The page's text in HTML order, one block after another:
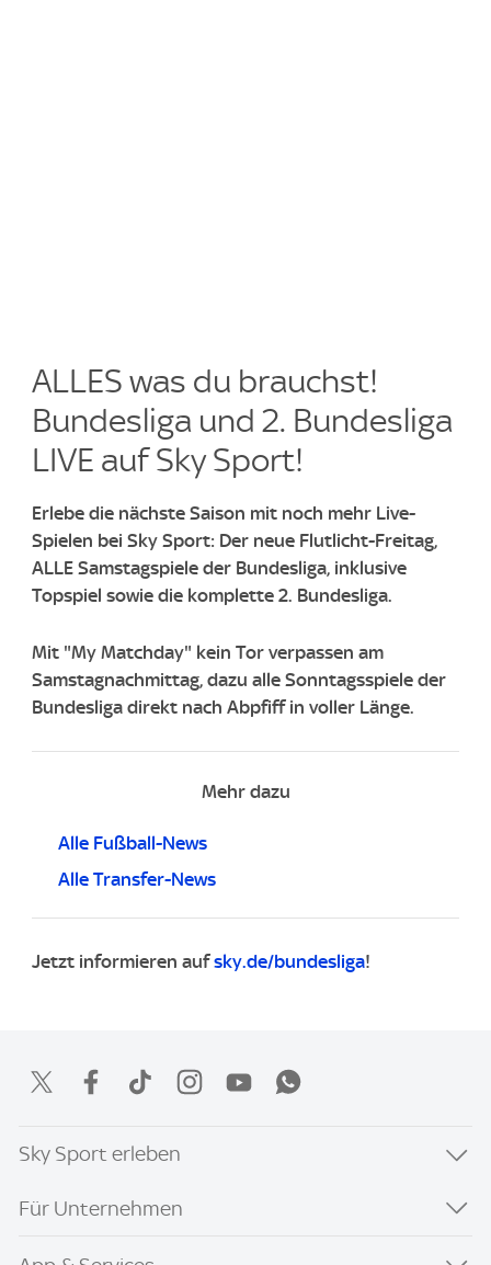
ALLES was du brauchst!
Bundesliga und 2. Bundesliga
LIVE auf Sky Sport!​
Erlebe die nächste Saison mit noch mehr Live-
Spielen bei Sky Sport: Der neue Flutlicht-Freitag,
ALLE Samstagspiele der Bundesliga, inklusive
Topspiel sowie die komplette 2. Bundesliga.
Mit "My Matchday" kein Tor verpassen am
Samstagnachmittag, dazu alle Sonntagsspiele der
Bundesliga direkt nach Abpfiff in voller Länge.
Mehr dazu
Alle Fußball-News
Alle Transfer-News
Jetzt informieren aufsky.de/bundesliga!
Sky Sport erleben
Für Unternehmen